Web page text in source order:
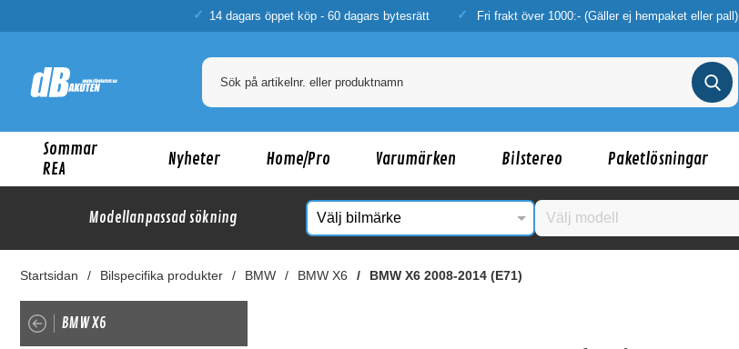
14 dagars öppet köp - 60 dagars bytesrätt Fri frakt över 1000:- (Gäller ej hempaket eller pall)
Sommar
REA
Nyheter Home/Pro Varumärken Bilstereo Paketlösningar
Modellanpassad sökning
Startsidan Bilspecifika produkter BMW BMW X6 BMW X6 2008-2014 (E71)
BMW X6